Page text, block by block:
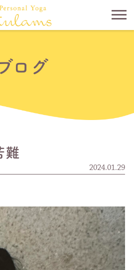
ログ
難
2024.01.29